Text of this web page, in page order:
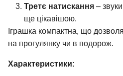
Третє натискання –
ще цікавішою.
Іграшка компактна, що
на прогулянку чи в подорож.
Характеристики: